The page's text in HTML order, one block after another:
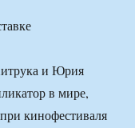
и Юрия
в мире,
кинофестиваля